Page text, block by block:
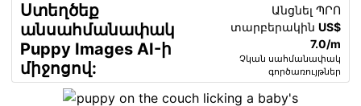
Ստեղծեք
անսահմանափակ
Puppy Images AI-ի
միջոցով:
Անցնել ՊՐՈ
տարբերակին US$
7.0/m
Չկան սահմանափակ
գործառույթներ